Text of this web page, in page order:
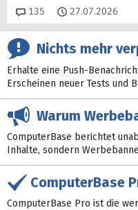
135 Kommentare
27.07.2026
Nichts mehr
Erhalte eine Push-
Erscheinen neuer Tests und
Warum
ComputerBase berichtet
Inhalte, sondern
ComputerBase
ComputerBase Pro ist die